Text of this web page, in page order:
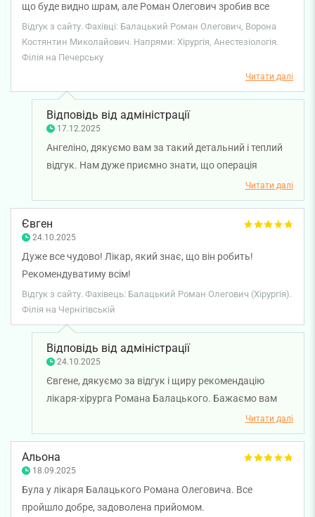
що буде видно шрам, але Роман Олегович зробив все
красиво і професійно, швів навіть не видно! Щиро вдячна
за вашу важку працю! Нічого не турбує і не болить. І
дякую Констянтину Миколайовичу (лікарю-
Відгук з сайту. Фахівці: Балацький Роман Олегович, Ворона
Костянтин Миколайович. Напрями: Хірургія, Анестезіологія.
Філія на Печерську
Читати далі
Відповідь від адміністрації
17.12.2025
Ангеліно, дякуємо вам за такий детальний і теплий
відгук. Нам дуже приємно знати, що операція
пройшла успішно, а результат виправдав ваші
очікування. Раді чути ваші слова подяки лікарю-
хірургу Роману Балацькому та лікарю-анестезіологу
Констянтину Вороні. Бажаємо вам міцного здоров’я!
Читати далі
Євген
24.10.2025
Дуже все чудово! Лікар, який знає, що він робить!
Рекомендуватиму всім!
Відгук з сайту. Фахівець: Балацький Роман Олегович (Хірургія).
Філія на Чернігівській
Відповідь від адміністрації
24.10.2025
Євгене, дякуємо за відгук і щиру рекомендацію
лікаря-хірурга Романа Балацького. Бажаємо вам
Читати далі
Альона
18.09.2025
Була у лікаря Балацького Романа Олеговича. Все
пройшло добре, задоволена прийомом.